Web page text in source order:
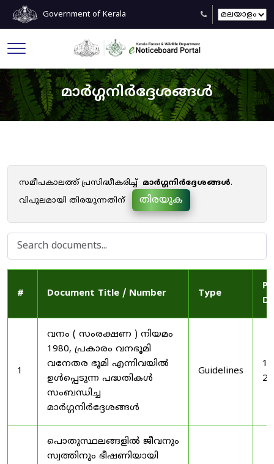
Government of Kerala
മാർഗ്ഗനിർദ്ദേശങ്ങൾ
സമീപകാലത്ത് പ്രസിദ്ധീകരിച്ച് മാർഗ്ഗനിർദ്ദേശങ്ങൾ.
വിപുലമായി തിരയുന്നതിന്
തിരയുക
# Document Title / Number Type
1
വനം ( സംരക്ഷണ ) നിയമം
1980, പ്രകാരം വനഭൂമി
വനേതര ഭൂമി എന്നിവയിൽ
ഉൾപ്പെടുന്ന പദ്ധതികൾ
സംബന്ധിച്ച
മാർഗ്ഗനിർദ്ദേശങ്ങൾ
Guidelines
പൊതുസ്ഥലങ്ങളിൽ ജീവനും
സ്വത്തിനും ഭീഷണിയായി